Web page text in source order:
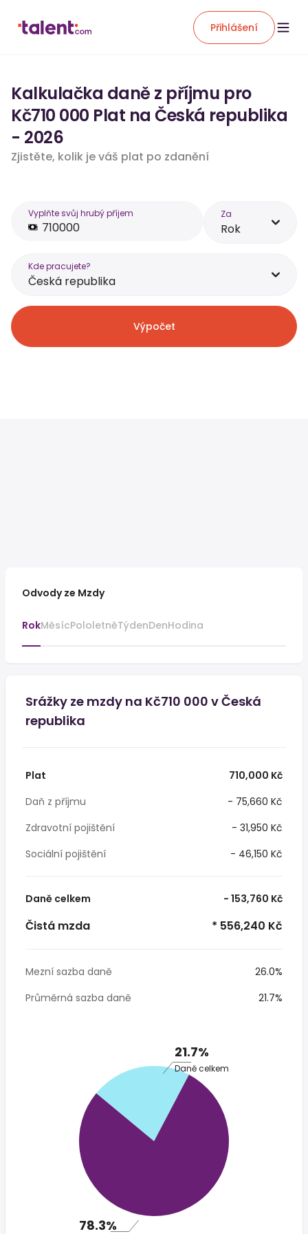
Přihlášení
Kalkulačka daně z příjmu pro
Kč710 000 Plat na Česká republika
- 2026
Zjistěte, kolik je váš plat po zdanění
Vyplňte svůj hrubý příjem Za
Rok
Kde pracujete?
Česká republika
Výpočet
Odvody ze Mzdy
RokMěsícPololetněTýdenDenHodina
Srážky ze mzdy na Kč710 000 v Česká
republika
Plat
710,000 Kč
Daň z příjmu
- 75,660 Kč
Zdravotní pojištění
- 31,950 Kč
Sociální pojištění
- 46,150 Kč
Daně celkem - 153,760 Kč
Čistá mzda * 556,240 Kč
Mezní sazba daně
26.0%
Průměrná sazba daně
21.7%
21.7%
Daně celkem
78.3%